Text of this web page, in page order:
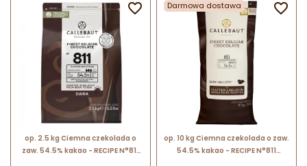
op. 2.5 kg Ciemna czekolada o
zaw. 54.5% kakao - RECIPE N°811
 Darmowa dostawa
op. 10 kg Ciemna czekolada o zaw.
54.5% kakao - RECIPE N°811
